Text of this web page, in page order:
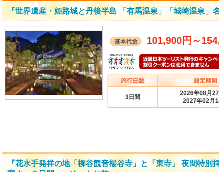
『世界遺産・姫路城と丹後半島 「有馬温泉」「城崎温泉
101,900円 ～
3日間
2026年08月
2027年02月
『花水手発祥の地「柳谷観音楊谷寺」と「東寺」 夜間特